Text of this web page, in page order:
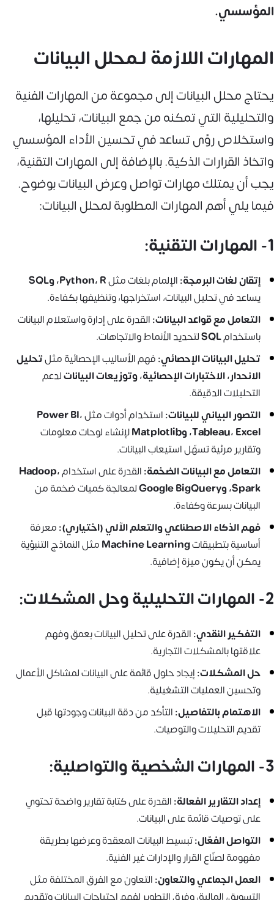
المؤسسي.
المهارات اللازمة لـمحلل البيانات
يحتاج محلل البيانات إلى مجموعة من المهارات الفنية
والتحليلية التي تمكنه من جمع البيانات، تحليلها،
واستخلاص رؤى تساعد في تحسين الأداء المؤسسي
واتخاذ القرارات الذكية. بالإضافة إلى المهارات التقنية،
يجب أن يمتلك مهارات تواصل وعرض البيانات بوضوح.
فيما يلي أهم المهارات المطلوبة لمحلل البيانات:
1- المهارات التقنية:
إتقان لغات البرمجة:الإلمام بلغات مثلPython، R، وSQL
يساعد في تحليل البيانات، استخراجها، وتنظيفها بكفاءة.
التعامل مع قواعد البيانات:القدرة على إدارة واستعلام البيانات
باستخدامSQLلتحديد الأنماط والاتجاهات.
تحليل البيانات الإحصائي:فهم الأساليب الإحصائية مثلتحليل
الانحدار، الاختبارات الإحصائية، وتوزيعات البياناتلدعم
التحليلات الدقيقة.
التصور البياني للبيانات:استخدام أدوات مثلPower BI،
Tableau، Excel، وMatplotlib
لإنشاء لوحات معلومات
وتقارير مرئية تسهّل استيعاب البيانات.
التعامل مع البيانات الضخمة:القدرة على استخدامHadoop،
Spark، وGoogle BigQuery
لمعالجة كميات ضخمة من
البيانات بسرعة وكفاءة.
فهم الذكاء الاصطناعي والتعلم الآلي (اختياري):معرفة
أساسية بتطبيقاتMachine Learningمثل النماذج التنبؤية
يمكن أن يكون ميزة إضافية.
2- المهارات التحليلية وحل المشكلات:
التفكير النقدي:القدرة على تحليل البيانات بعمق وفهم
علاقتها بالمشكلات التجارية.
حل المشكلات:إيجاد حلول قائمة على البيانات لمشاكل الأعمال
وتحسين العمليات التشغيلية.
الاهتمام بالتفاصيل:التأكد من دقة البيانات وجودتها قبل
تقديم التحليلات والتوصيات.
3- المهارات الشخصية والتواصلية:
إعداد التقارير الفعالة:القدرة على كتابة تقارير واضحة تحتوي
على توصيات قائمة على البيانات.
التواصل الفعّال:تبسيط البيانات المعقدة وعرضها بطريقة
مفهومة لصنّاع القرار والإدارات غير الفنية.
العمل الجماعي والتعاون:التعاون مع الفرق المختلفة مثل
التسويق، المالية، وفرق التطوير لفهم احتياجات البيانات وتقديم